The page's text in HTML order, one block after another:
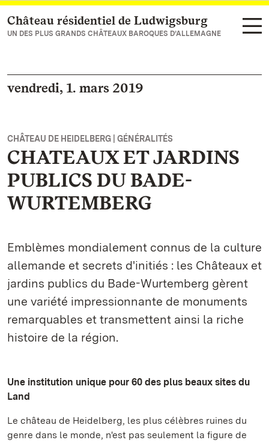
Vers la page d’accueil
Château résidentiel de Ludwigsburg
UN DES PLUS GRANDS CHÂTEAUX BAROQUES D’ALLEMAGNE
vendredi, 1. mars 2019
CHÂTEAU DE HEIDELBERG | GÉNÉRALITÉS
CHATEAUX ET JARDINS
PUBLICS DU BADE-
WURTEMBERG
Emblèmes mondialement connus de la culture
allemande et secrets d'initiés : les Châteaux et
jardins publics du Bade-Wurtemberg gèrent
une variété impressionnante de monuments
remarquables et transmettent ainsi la riche
histoire de la région.
Une institution unique pour 60 des plus beaux sites du
Land
Le château de Heidelberg, les plus célèbres ruines du
genre dans le monde, n'est pas seulement la figure de